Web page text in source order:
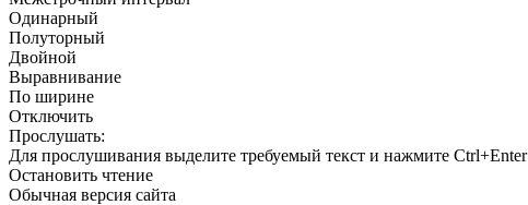
Одинарный
Полуторный
Двойной
Выравнивание
По ширине
Отключить
Прослушать:
Для прослушивания выделите требуемый текст и нажмите Ctrl+Enter
Остановить чтение
Обычная версия сайта